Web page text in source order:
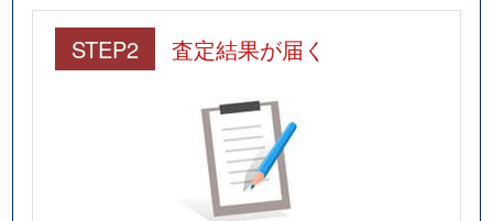
STEP2 査定結果が届く